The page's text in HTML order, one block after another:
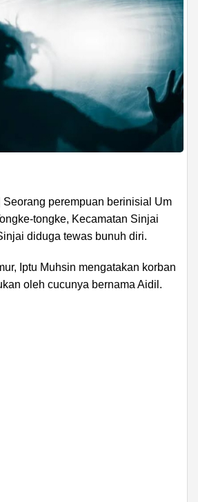
| Seorang perempuan berinisial Um
tongke, Kecamatan Sinjai
diduga tewas bunuh diri.
Iptu Muhsin mengatakan korban
oleh cucunya bernama Aidil.